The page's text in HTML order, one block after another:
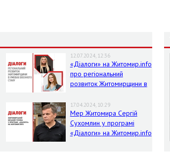
12.07.2024, 12:36
«Діалоги» на Житомир.info
про регіональний
розвиток Житомирщини в
17.04.2024, 10:29
Мер Житомира Сергій
Сухомлин у програмі
«Діалоги» на Житомир.info